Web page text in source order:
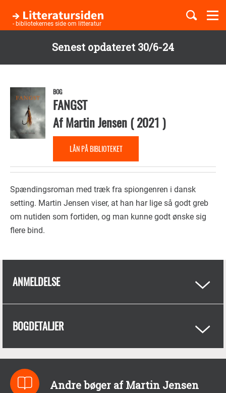
Senest opdateret 30/6-24
hovedindhold
- bibliotekernes side om litteratur
Børnebøger
Temaer
BOG
FANGST
AfMartin Jensen(2021 )
LÅN PÅ BIBLIOTEKET
Spændingsroman med træk fra spiongenren i dansk
setting. Martin Jensen viser, at han har lige så godt greb
om nutiden som fortiden, og man kunne godt ønske sig
flere bind.
ANMELDELSE
BOGDETALJER
Andre bøger af Martin Jensen